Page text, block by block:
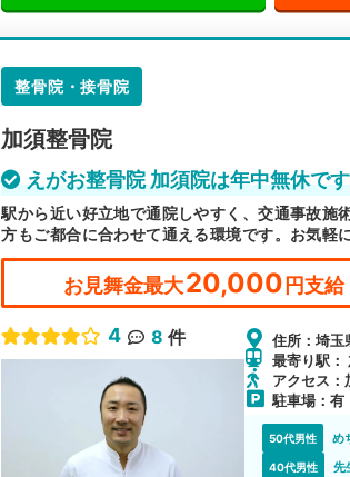
整骨院・接骨院
加須整骨院
えがお整骨院 加須院は年中無休です
駅から近い好立地で通院しやすく、交通事故施
方もご都合に合わせて通える環境です。お気軽
お見舞金最大20,000 円支給
4 8 件
住所：埼玉
最寄り駅：
アクセス
駐車場：有
50代男性 め
40代男性 先